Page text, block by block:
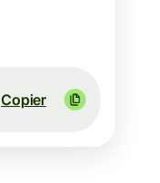
Copier